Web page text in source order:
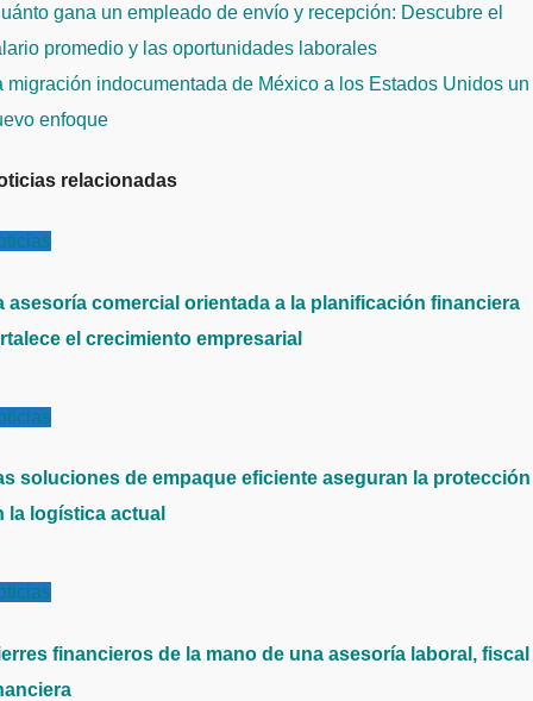
gana un empleado de envío y recepción: Descubre el
promedio y las oportunidades laborales
migración indocumentada de México a los Estados Unidos un
enfoque
relacionadas
asesoría comercial orientada a la planificación financiera
el crecimiento empresarial
soluciones de empaque eficiente aseguran la protección
la logística actual
financieros de la mano de una asesoría laboral, fiscal